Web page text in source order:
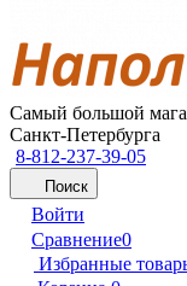
Самый большой
Санкт-Петербурга
8-812-237-39-05
Поиск
Войти
Сравнение0
Избранные